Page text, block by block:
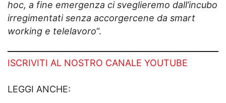
hoc, a fine emergenza ci sveglieremo dall’incubo
irregimentati senza accorgercene da smart
working e telelavoro“.
ISCRIVITI AL NOSTRO CANALE YOUTUBE
LEGGI ANCHE: